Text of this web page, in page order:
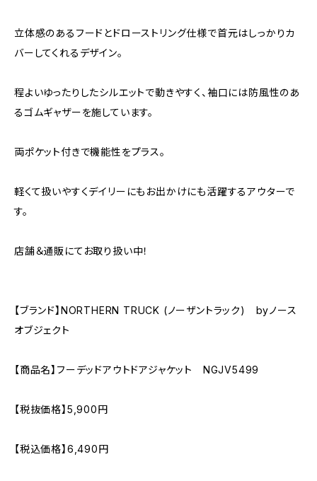
立体感のあるフードとドローストリング仕様で首元はしっかりカ
バーしてくれるデザイン。
程よいゆったりしたシルエットで動きやすく、袖口には防風性のあ
るゴムギャザーを施しています。
両ポケット付きで機能性をプラス。
軽くて扱いやすくデイリーにもお出かけにも活躍するアウターで
す。
店舗＆通販にてお取り扱い中！
【ブランド】NORTHERN TRUCK (ノーザントラック) byノース
オブジェクト
【商品名】フーデッドアウトドアジャケット NGJV5499
【税抜価格】5,900円
【税込価格】6,490円